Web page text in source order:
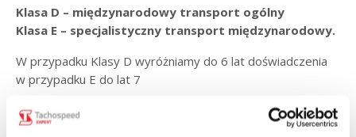
Klasa D – międzynarodowy transport ogólny
Klasa E – specjalistyczny transport międzynarodowy.
W przypadku Klasy D wyróżniamy do 6 lat doświadczenia
w przypadku E do lat 7
Dodatkowo przewidziane są liczne dodatki
do wynagrodzenia, które rekompensują pracę